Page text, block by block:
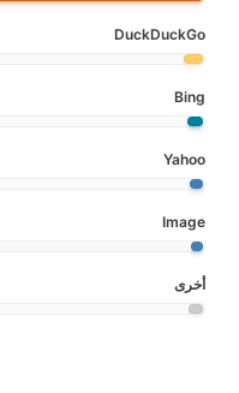
DuckDuckGo
Bing
Yahoo
Image
أخرى